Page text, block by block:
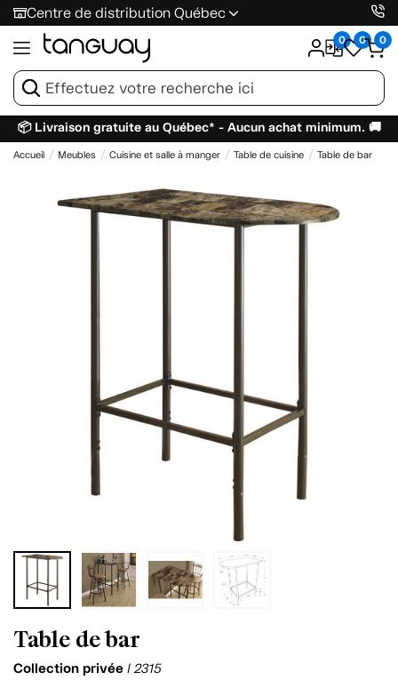
Centre de distribution Québec
0 0 0
📦 Livraison gratuite au Québec* - Aucun achat minimum. 🚚
Accueil Meubles Cuisine et salle à manger Table de cuisine Table de bar
Table de bar
Collection privée I 2315